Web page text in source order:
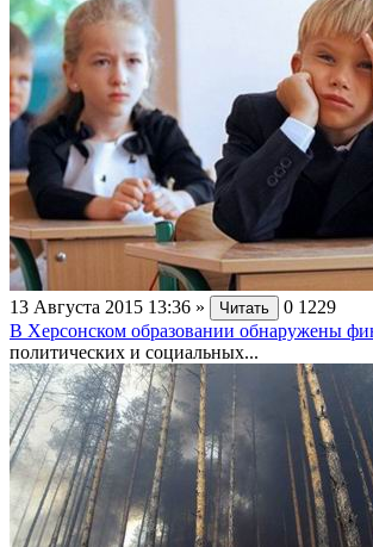
13 Августа 2015 13:36 » Читать 0 1229
В Херсонском образовании обнаружены
политических и социальных...